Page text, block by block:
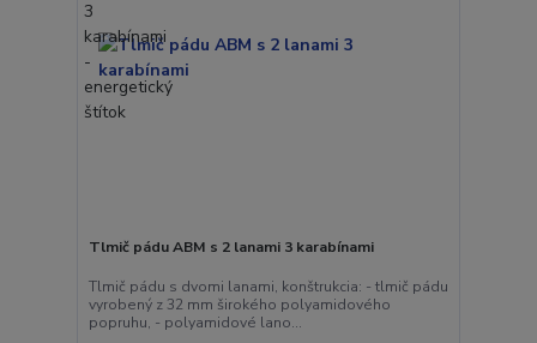
Tlmič pádu ABM s 2 lanami 3 karabínami
Tlmič pádu s dvomi lanami, konštrukcia: - tlmič pádu
vyrobený z 32 mm širokého polyamidového
popruhu, - polyamidové lano...